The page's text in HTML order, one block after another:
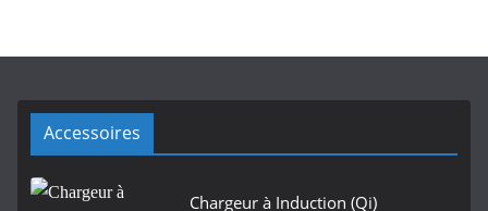
Accessoires
Chargeur à Induction (Qi)